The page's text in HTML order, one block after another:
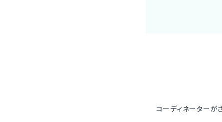
コーディネーターが